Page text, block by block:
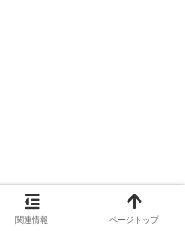
関連情報 ページトップ